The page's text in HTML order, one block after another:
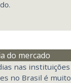
do mercado
nas instituições
no Brasil é muito